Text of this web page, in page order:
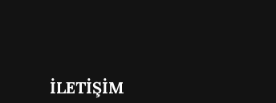
İLETİŞİM